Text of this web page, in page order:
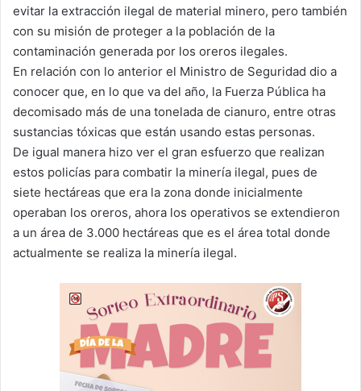
evitar la extracción ilegal de material minero, pero también
con su misión de proteger a la población de la
contaminación generada por los oreros ilegales.
En relación con lo anterior el Ministro de Seguridad dio a
conocer que, en lo que va del año, la Fuerza Pública ha
decomisado más de una tonelada de cianuro, entre otras
sustancias tóxicas que están usando estas personas.
De igual manera hizo ver el gran esfuerzo que realizan
estos policías para combatir la minería ilegal, pues de
siete hectáreas que era la zona donde inicialmente
operaban los oreros, ahora los operativos se extendieron
a un área de 3.000 hectáreas que es el área total donde
actualmente se realiza la minería ilegal.